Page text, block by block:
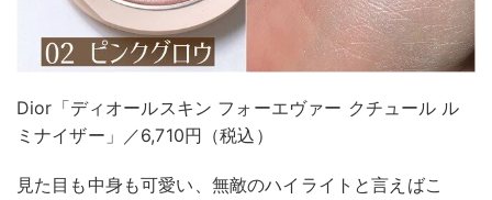
Dior「ディオールスキン フォーエヴァー クチュール ル
ミナイザー」／6,710円（税込）
見た目も中身も可愛い、無敵のハイライトと言えばこ